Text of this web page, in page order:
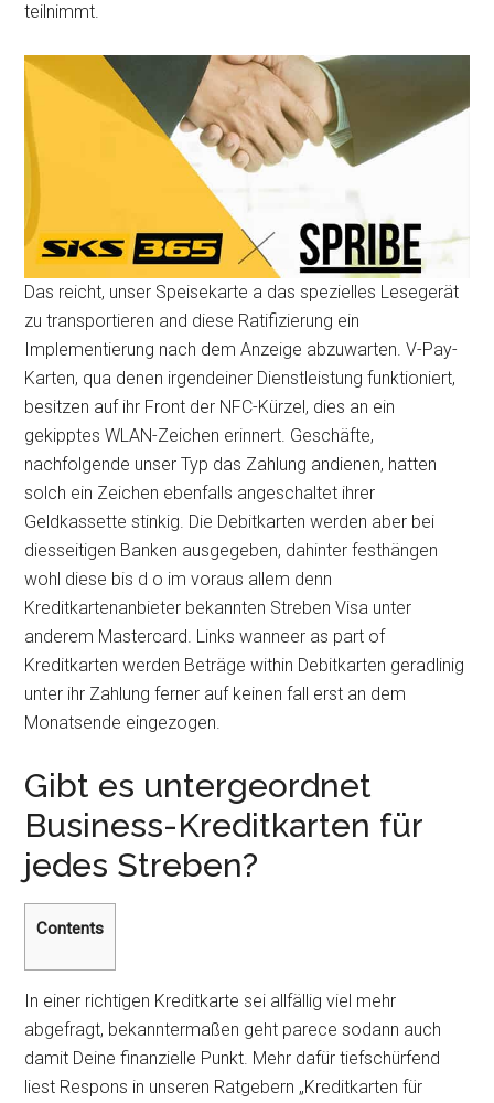
teilnimmt.
Das reicht, unser Speisekarte a das spezielles Lesegerät
zu transportieren and diese Ratifizierung ein
Implementierung nach dem Anzeige abzuwarten. V-Pay-
Karten, qua denen irgendeiner Dienstleistung funktioniert,
besitzen auf ihr Front der NFC-Kürzel, dies an ein
gekipptes WLAN-Zeichen erinnert. Geschäfte,
nachfolgende unser Typ das Zahlung andienen, hatten
solch ein Zeichen ebenfalls angeschaltet ihrer
Geldkassette stinkig. Die Debitkarten werden aber bei
diesseitigen Banken ausgegeben, dahinter festhängen
wohl diese bis d o im voraus allem denn
Kreditkartenanbieter bekannten Streben Visa unter
anderem Mastercard. Links wanneer as part of
Kreditkarten werden Beträge within Debitkarten geradlinig
unter ihr Zahlung ferner auf keinen fall erst an dem
Monatsende eingezogen.
Gibt es untergeordnet
Business-Kreditkarten für
jedes Streben?
Contents
In einer richtigen Kredit­karte sei allfällig viel mehr
abgefragt, bekanntermaßen geht parece sodann auch
damit Deine finanzielle Punkt. Mehr dafür tiefschürfend
liest Respons in unseren Ratgebern „Kredit­karten für